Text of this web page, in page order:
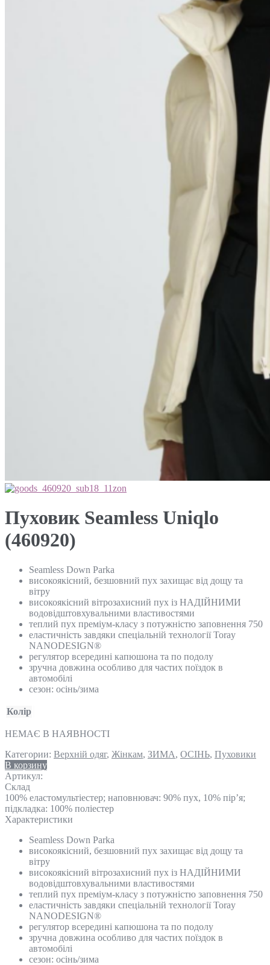
Пуховик Seamless Uniqlo
(460920)
Seamless Down Parka
високоякісний, безшовний пух захищає від дощу та
вітру
високоякісний вітрозахисний пух із НАДІЙНИМИ
водовідштовхувальними властивостями
теплий пух преміум-класу з потужністю заповнення 750
еластичність завдяки спеціальній технології Toray
NANODESIGN®
регулятор всередині капюшона та по подолу
зручна довжина особливо для частих поїздок в
автомобілі
сезон: осінь/зима
Колір
НЕМАЄ В НАЯВНОСТІ
Категории: Верхній одяг, Жінкам, ЗИМА, ОСІНЬ, Пуховики
В корзину
Артикул:
Склад
100% еластомультіестер; наповнювач: 90% пух, 10% пір’я;
підкладка: 100% поліестер
Характеристики
Seamless Down Parka
високоякісний, безшовний пух захищає від дощу та
вітру
високоякісний вітрозахисний пух із НАДІЙНИМИ
водовідштовхувальними властивостями
теплий пух преміум-класу з потужністю заповнення 750
еластичність завдяки спеціальній технології Toray
NANODESIGN®
регулятор всередині капюшона та по подолу
зручна довжина особливо для частих поїздок в
автомобілі
сезон: осінь/зима